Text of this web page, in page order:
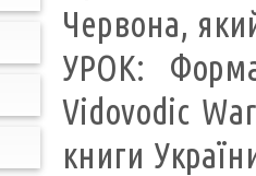
Червона,
УРОК:
Vidovodic
книги